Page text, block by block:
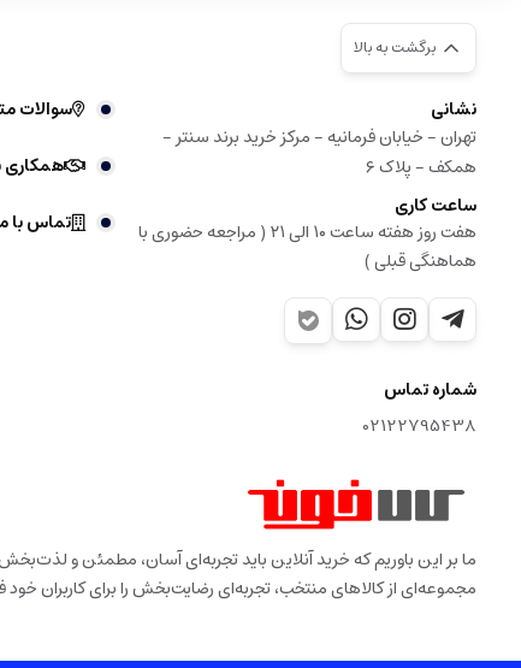
برگشت به بالا
نشانی
تهران - خیابان فرمانیه - مرکز خرید برند سنتر -
همکف - پلاک ۶
ساعت کاری
هفت روز هفته ساعت ۱۰ الی ۲۱ ( مراجعه حضوری با
هماهنگی قبلی )
شماره تماس
02122795438
سوالات
همکاری
تماس با
ما بر این باوریم که خرید آنلاین باید تجربه‌ای آسان، مطمئن و
مجموعه‌ای از کالاهای منتخب، تجربه‌ای رضایت‌بخش را برای کاربران خود